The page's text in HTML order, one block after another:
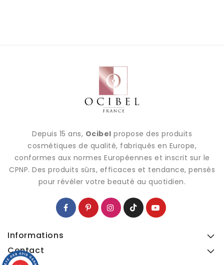
Depuis 15 ans, Ocibel propose des produits
cosmétiques de qualité, fabriqués en Europe,
conformes aux normes Européennes et inscrit sur le
CPNP. Des produits sûrs, efficaces et tendance, pensés
pour révéler votre beauté au quotidien.
Informations
Contact